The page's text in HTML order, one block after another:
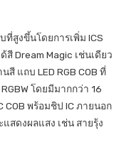
บที่สูงขึ้นโดยการเพิ่ม ICS
สี Dream Magic เช่นเดียว
สี แถบ LED RGB COB ที่
โดยมีมากกว่า 16
COB พร้อมชิป IC ภายนอก
สดงผลแสง เช่น สายรุ้ง